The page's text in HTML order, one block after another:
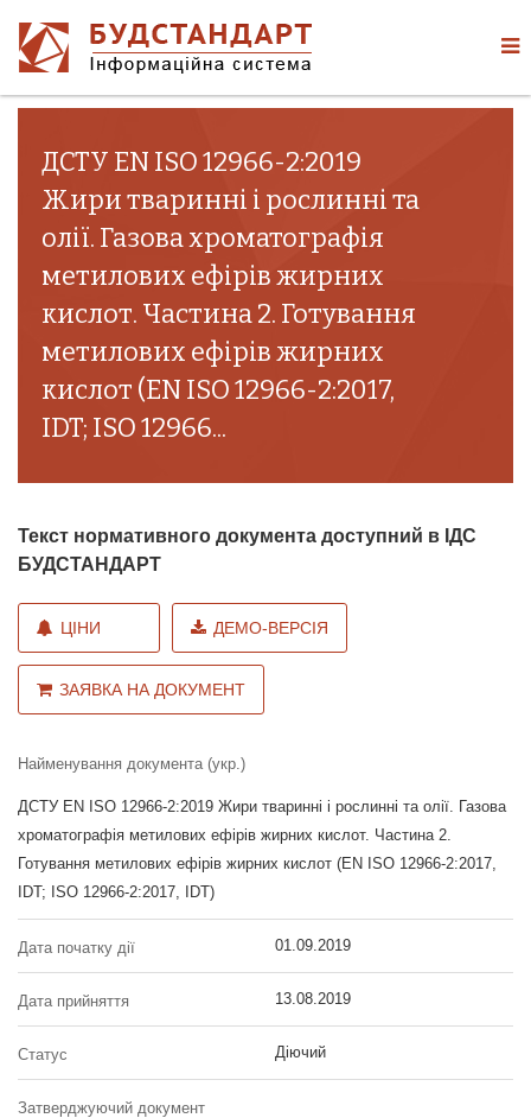
ДСТУ EN ISO 12966-2:2019
Жири тваринні і рослинні та
олії. Газова хроматографія
метилових ефірів жирних
кислот. Частина 2. Готування
метилових ефірів жирних
кислот (EN ISO 12966-2:2017,
IDT; ISO 12966...
Текст нормативного документа доступний в ІДС
БУДСТАНДАРТ
ЦІНИ ДЕМО-ВЕРСІЯ
ЗАЯВКА НА ДОКУМЕНТ
Найменування документа (укр.)
ДСТУ EN ISO 12966-2:2019 Жири тваринні і рослинні та олії. Газова
хроматографія метилових ефірів жирних кислот. Частина 2.
Готування метилових ефірів жирних кислот (EN ISO 12966-2:2017,
IDT; ISO 12966-2:2017, IDT)
Дата початку дії 01.09.2019
Дата прийняття 13.08.2019
Статус Діючий
Затверджуючий документ